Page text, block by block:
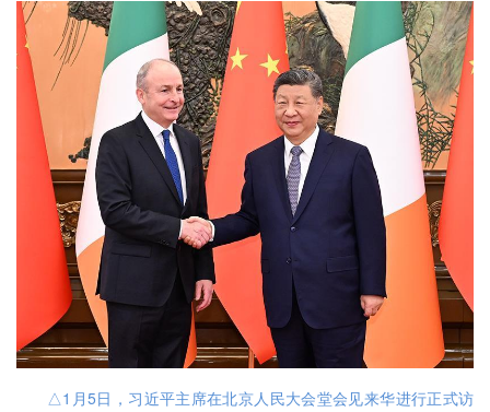
△1月5日，习近平主席在北京人民大会堂会见来华进行正式访